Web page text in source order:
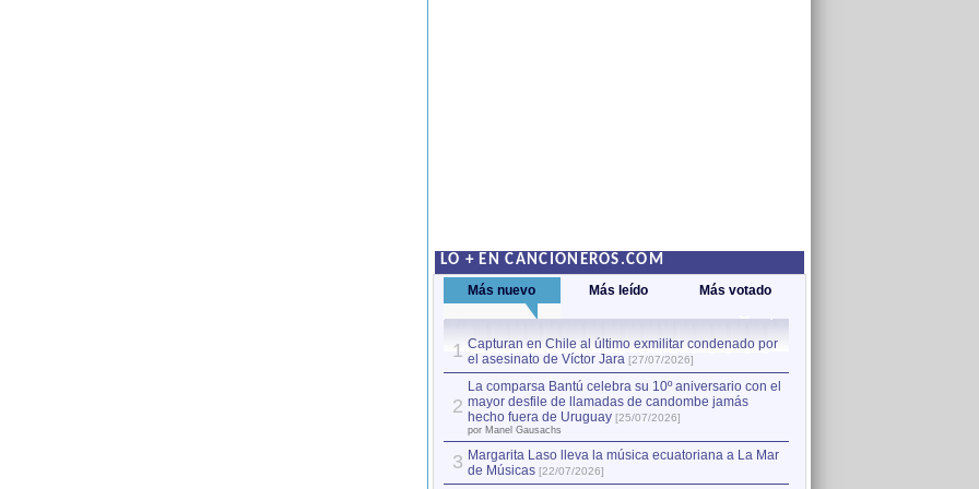
LO + EN CANCIONEROS.COM
Más nuevo Más leído Más votado
1 Capturan en Chile al último exmilitar condenado por
el asesinato de Víctor Jara [27/07/2026]
2
La comparsa Bantú celebra su 10º aniversario con el
mayor desfile de llamadas de candombe jamás
hecho fuera de Uruguay [25/07/2026]
por Manel Gausachs
3 Margarita Laso lleva la música ecuatoriana a La Mar
de Músicas [22/07/2026]